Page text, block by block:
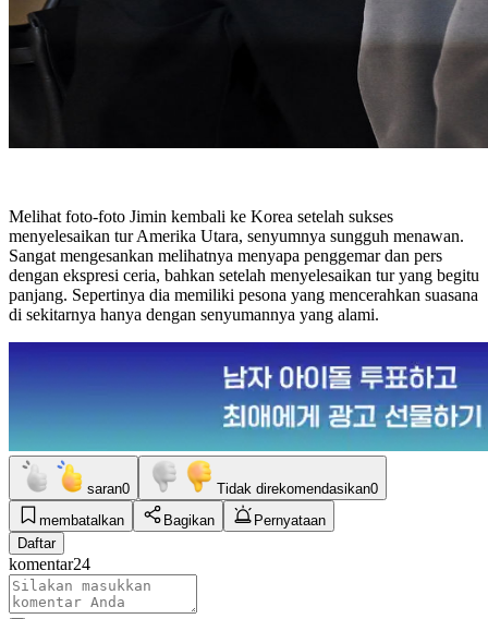
Melihat foto-foto Jimin kembali ke Korea setelah sukses
menyelesaikan tur Amerika Utara, senyumnya sungguh menawan.
Sangat mengesankan melihatnya menyapa penggemar dan pers
dengan ekspresi ceria, bahkan setelah menyelesaikan tur yang begitu
panjang. Sepertinya dia memiliki pesona yang mencerahkan suasana
di sekitarnya hanya dengan senyumannya yang alami.
saran0 Tidak direkomendasikan0
membatalkan
Bagikan
Pernyataan
Daftar
komentar24